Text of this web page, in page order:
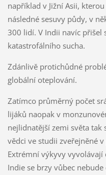
například v Jižní Asii,
následné sesuvy půdy, v
300 lidí. V Indii navíc přišel
katastrofálního sucha.
Zdánlivě protichůdné
globální oteplování.
Zatímco průměrný počet
lijáků naopak v
nejlidnatější zemi světa
vědci ve studii zveřejněné
Extrémní výkyvy vyvolávají
Indie se brzy vůbec